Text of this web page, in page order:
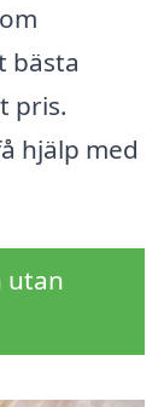
bästa
pris.
hjälp med
utan